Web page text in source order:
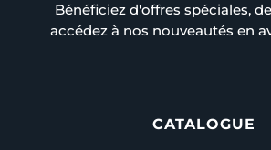
Bénéficiez d'offres spéciales,
accédez à nos nouveautés en
CATALOGUE